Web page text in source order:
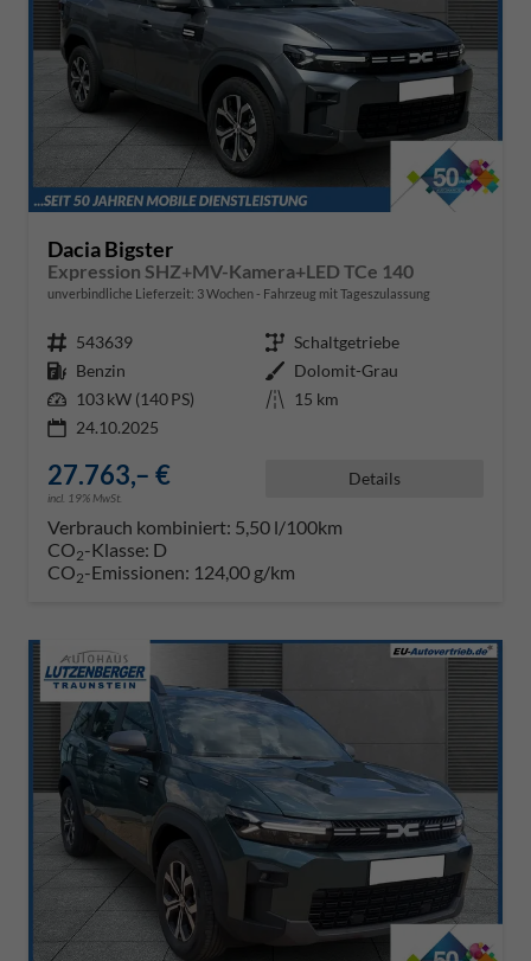
Dacia Bigster
Expression SHZ+MV-Kamera+LED TCe 140
unverbindliche Lieferzeit: 3 Wochen Fahrzeug mit Tageszulassung
Fahrzeugnr. 543639 Getriebe Schaltgetriebe
Kraftstoff Benzin Außenfarbe Dolomit-Grau
Leistung 103 kW (140 PS) Kilometerstand 15 km
24.10.2025
27.763,– €
incl. 19% MwSt.
Details
Verbrauch kombiniert: 5,50 l/100km
CO2-Klasse: D
CO2-Emissionen: 124,00 g/km